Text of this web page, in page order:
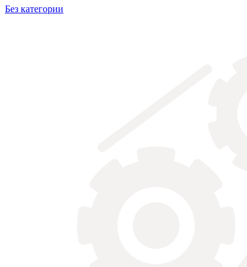
Без категории